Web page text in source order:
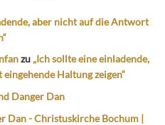
aber nicht auf die Antwort
zu „Ich sollte eine einladende,
Haltung zeigen“
Danger Dan
Dan - Christuskirche Bochum |